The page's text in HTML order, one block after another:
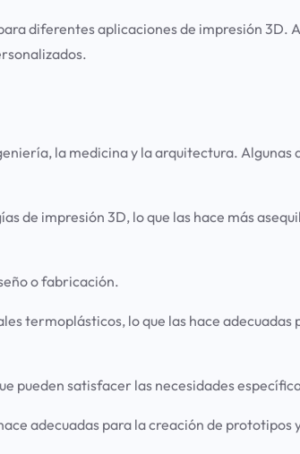
diferentes aplicaciones de impresión 3D.
la medicina y la arquitectura. Algunas
de impresión 3D, lo que las hace más
o fabricación.
termoplásticos, lo que las hace
pueden satisfacer las necesidades
adecuadas para la creación de prototipos